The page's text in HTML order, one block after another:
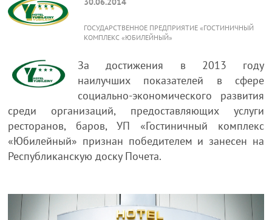
ГОСУДАРСТВЕННОЕ ПРЕДПРИЯТИЕ «ГОСТИНИЧНЫЙ
КОМПЛЕКС «ЮБИЛЕЙНЫЙ»
За достижения в 2013 году
наилучших показателей в сфере
социально-экономического развития
среди организаций, предоставляющих услуги
ресторанов, баров, УП «Гостиничный комплекс
«Юбилейный» признан победителем и занесен на
Республиканскую доску Почета.